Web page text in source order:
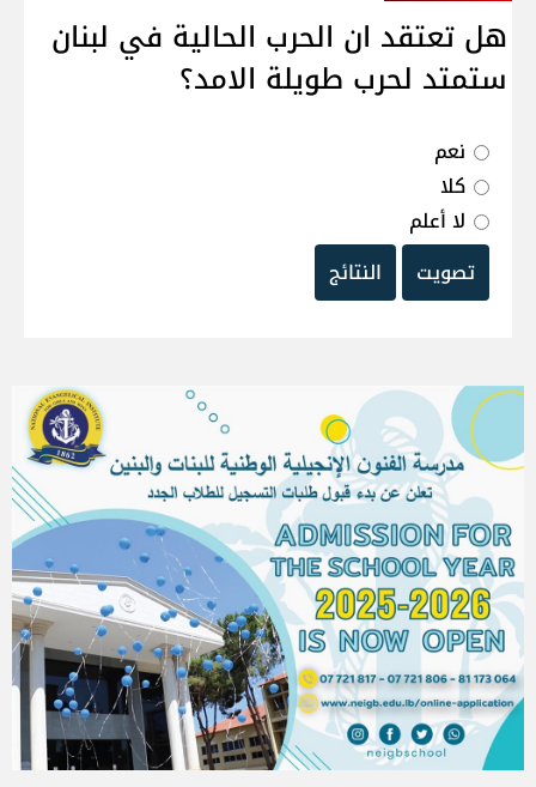
هل تعتقد ان الحرب الحالية في لبنان
ستمتد لحرب طويلة الامد؟
نعم
كلا
لا أعلم
تصويت
النتائج